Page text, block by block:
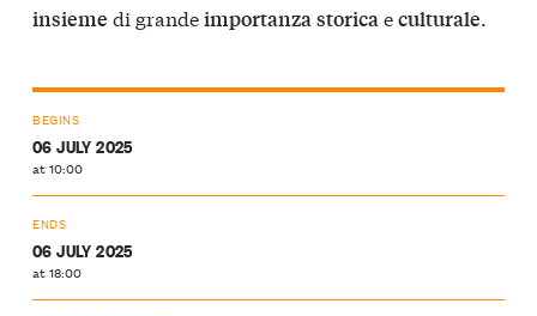
insieme di grandeimportanzastoricaeculturale.
BEGINS
06 JULY 2025
at 10:00
ENDS
06 JULY 2025
at 18:00